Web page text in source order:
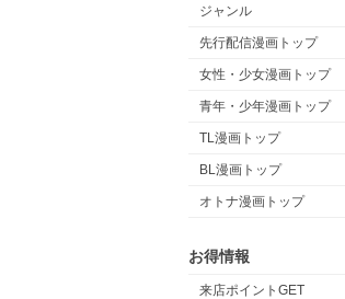
ジャンル
先行配信漫画トップ
女性・少女漫画トップ
青年・少年漫画トップ
TL漫画トップ
BL漫画トップ
オトナ漫画トップ
お得情報
来店ポイントGET